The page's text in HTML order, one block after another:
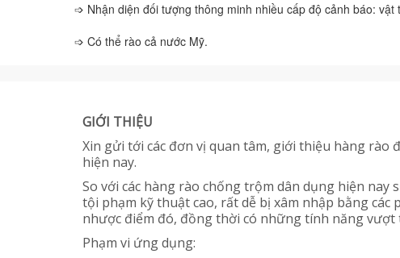
➩ Nhận diện đối tượng thông minh nhiều cấp độ cảnh báo:
➩ Có thể rào cả nước Mỹ.
GIỚI THIỆU
Xin gửi tới các đơn vị quan tâm, giới thiệu hàng
hiện nay.
So với các hàng rào chống trộm dân dụng hiện
tội phạm kỹ thuật cao, rất dễ bị xâm nhập bằng
nhược điểm đó, đồng thời có những tính năng vượt
Phạm vi ứng dụng: